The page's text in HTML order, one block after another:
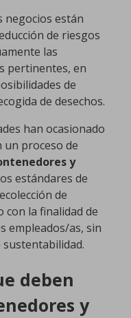
negocios están
de riesgos
las
pertinentes, en
de
de desechos.
han ocasionado
un proceso de
y
estándares de
de
con la finalidad de
empleados/as, sin
deben
y